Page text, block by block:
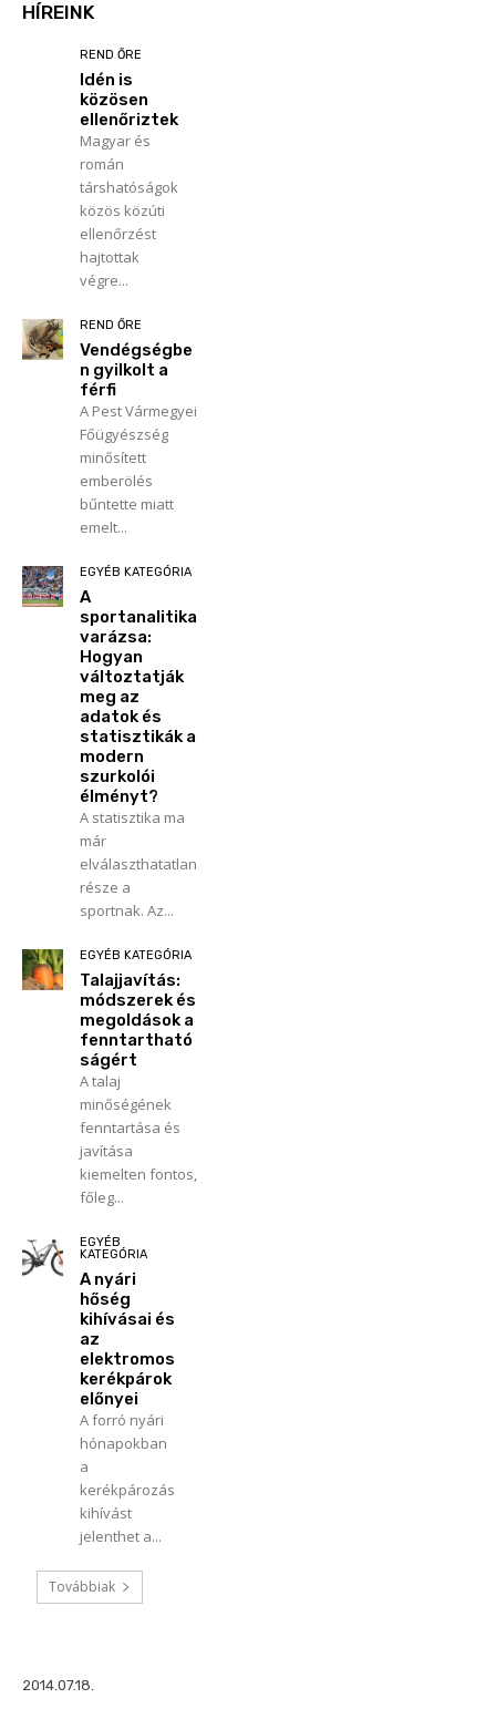
HÍREINK
REND ŐRE
Idén is
közösen
ellenőriztek
Magyar és
román
társhatóságok
közös közúti
ellenőrzést
hajtottak
végre...
REND ŐRE
Vendégségbe
n gyilkolt a
férfi
A Pest Vármegyei
Főügyészség
minősített
emberölés
bűntette miatt
emelt...
EGYÉB KATEGÓRIA
A
sportanalitika
varázsa:
Hogyan
változtatják
meg az
adatok és
statisztikák a
modern
szurkolói
élményt?
A statisztika ma
már
elválaszthatatlan
része a
sportnak. Az...
EGYÉB KATEGÓRIA
Talajjavítás:
módszerek és
megoldások a
fenntartható
ságért
A talaj
minőségének
fenntartása és
javítása
kiemelten fontos,
főleg...
EGYÉB
KATEGÓRIA
A nyári
hőség
kihívásai és
az
elektromos
kerékpárok
előnyei
A forró nyári
hónapokban
a
kerékpározás
kihívást
jelenthet a...
Továbbiak
2014.07.18.